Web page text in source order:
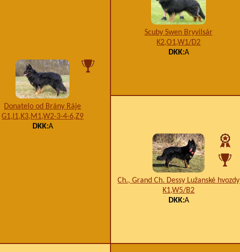
Donatelo od Brány Ráje
G1,I1,K3,M1,W2-3-4-6,Z9
DKK:A
Scuby Swen Bryvilsár
K2,O1,W1/D2
DKK:A
Ch., Grand Ch. Dessy Lužanské hvozdy
K1,W5/B2
DKK:A